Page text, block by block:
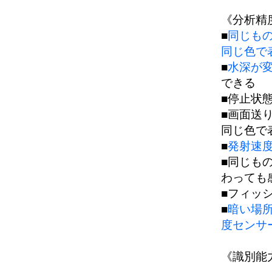
《分析
■同じも
同じ色で
■水深が
できる
■停止状
■画面送
同じ色で
■発射速
■同じも
わっても
■フィッ
■暗い場
度センサ
《識別